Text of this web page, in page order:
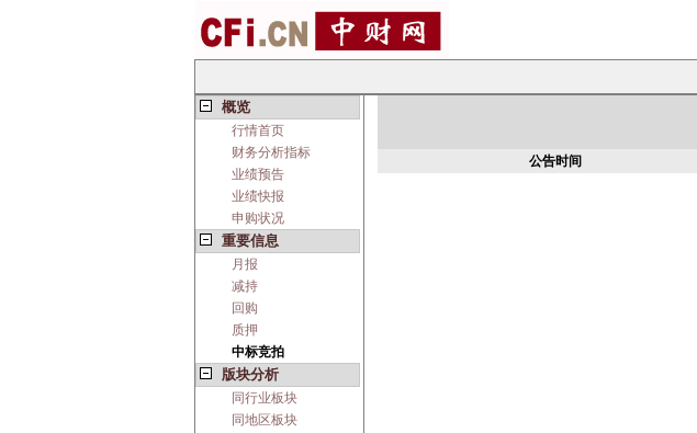
概览
行情首页
财务分析指标
业绩预告
业绩快报
申购状况
重要信息
月报
减持
回购
质押
中标竞拍
版块分析
同行业板块
同地区板块
公告时间